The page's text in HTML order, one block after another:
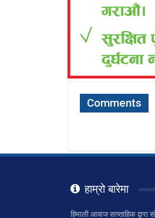
Comments
हाम्रो बारेमा
हिमाली आवाज साप्ताहिक